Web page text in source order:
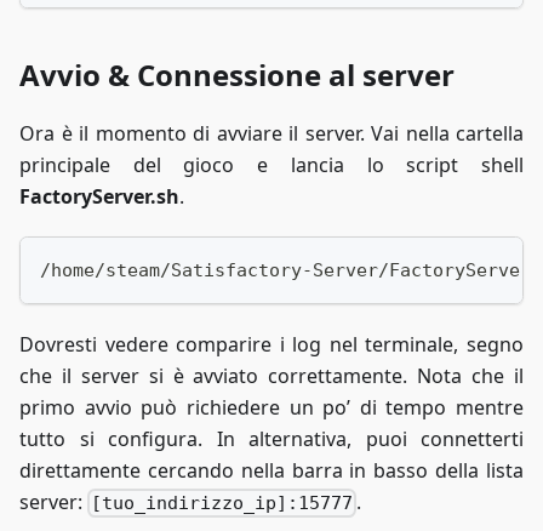
Avvio & Connessione al server
Ora è il momento di avviare il server. Vai nella cartella
principale del gioco e lancia lo script shell
FactoryServer.sh.
/home/steam/Satisfactory-Server/
Dovresti vedere comparire i log nel terminale, segno
che il server si è avviato correttamente. Nota che il
primo avvio può richiedere un po’ di tempo mentre
tutto si configura. In alternativa, puoi connetterti
direttamente cercando nella barra in basso della lista
server:
[tuo_indirizzo_ip]:15777 .